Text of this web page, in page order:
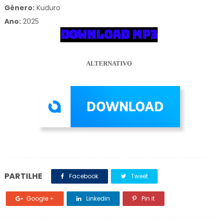
Gênero: Kuduro
Ano:2025
DOWNLOAD MP3
ALTERNATIVO
PARTILHE Facebook Tweet
Google + Linkedin Pin it